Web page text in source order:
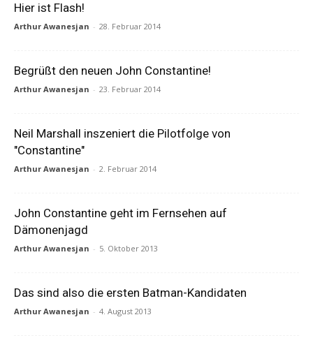
Hier ist Flash!
Arthur Awanesjan - 28. Februar 2014
Begrüßt den neuen John Constantine!
Arthur Awanesjan - 23. Februar 2014
Neil Marshall inszeniert die Pilotfolge von
"Constantine"
Arthur Awanesjan - 2. Februar 2014
John Constantine geht im Fernsehen auf
Dämonenjagd
Arthur Awanesjan - 5. Oktober 2013
Das sind also die ersten Batman-Kandidaten
Arthur Awanesjan - 4. August 2013